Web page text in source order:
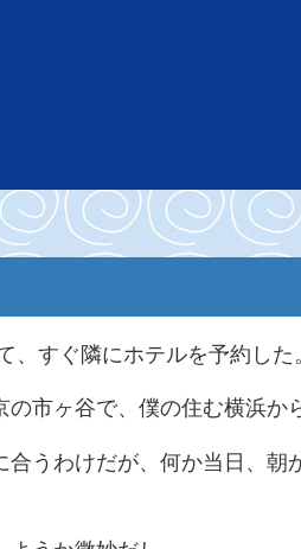
、すぐ隣にホテルを予約した
市ヶ谷で、僕の住む横浜か
うわけだが、何か当日、朝